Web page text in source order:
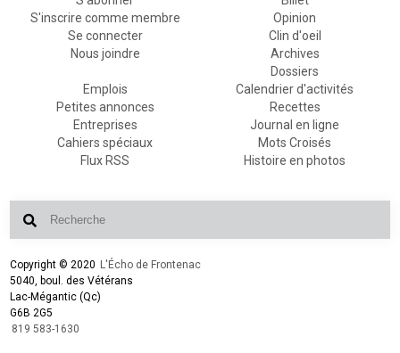
S'inscrire comme membre
Se connecter
Nous joindre
Opinion
Clin d'oeil
Archives
Dossiers
Emplois
Petites annonces
Entreprises
Cahiers spéciaux
Flux RSS
Calendrier d'activités
Recettes
Journal en ligne
Mots Croisés
Histoire en photos
Copyright © 2020 L'Écho de Frontenac
5040, boul. des Vétérans
Lac-Mégantic (Qc)
G6B 2G5
819 583-1630